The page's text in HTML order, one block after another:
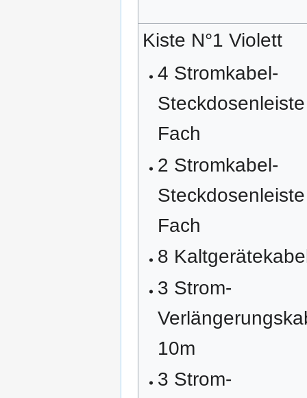
Kiste N°1 Violett
4 Stromkabel-
Fach
2 Stromkabel-
Fach
8
3 Strom-
10m
3 Strom-